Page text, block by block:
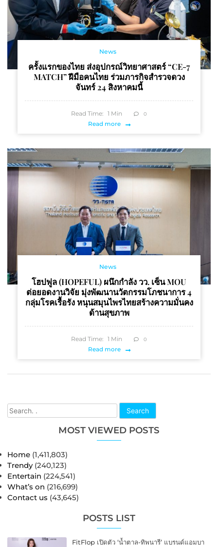
Search
MOST VIEWED POSTS
Home (1,411,803)
Trendy (240,123)
Entertain (224,541)
What’s on (216,699)
Contact us (43,645)
POSTS LIST
FitFlop เปิดตัว ‘น้ำตาล-ทิพนารี’ แบรนด์แอมบา
News
ครั้งแรกของไทย ส่งอุปกรณ์วิทยาศาสตร์ “CE-7
MATCH” ฝีมือคนไทย ร่วมภารกิจสำรวจดวง
จันทร์ 24 สิงหาคมนี้
Read Time: 1 Min 0
Read more
News
โฮปฟูล (HOPEFUL) ผนึกกำลัง วว. เซ็น MOU
ต่อยอดงานวิจัย มุ่งพัฒนานวัตกรรมโภชนาการ 4
กลุ่มโรคเรื้อรัง หนุนสมุนไพรไทยสร้างความมั่นคง
ด้านสุขภาพ
Read Time: 1 Min 0
Read more